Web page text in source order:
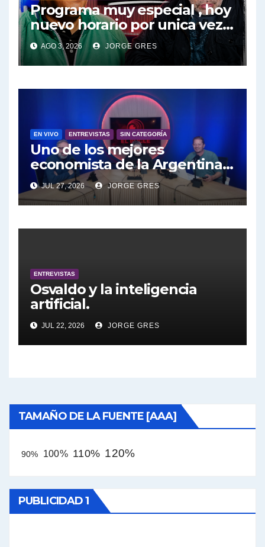
Programa muy especial , hoy
nuevo horario por unica vez .
Pablo Moyano en vivo sobran
las palabras, te esperamos
en el Bucle 10:30 3/8/2026
AGO 3, 2026 JORGE GRES
EN VIVO ENTREVISTAS SIN CATEGORÍA
Uno de los mejores
economista de la Argentina
engalana a el Bucle; Gustavo
Marangoni en vivo hoy
27/7/2026 a las 16:30, no te lo
JUL 27, 2026 JORGE GRES
ENTREVISTAS
Osvaldo y la inteligencia
artificial.
JUL 22, 2026 JORGE GRES
TAMAÑO DE LA FUENTE [AAA]
90% 100% 110% 120%
PUBLICIDAD 1